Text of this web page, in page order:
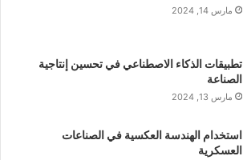
مارس 14, 2024
تطبيقات الذكاء الاصطناعي في تحسين إنتاجية
الصناعة
مارس 13, 2024
استخدام الهندسة العكسية في الصناعات
العسكرية